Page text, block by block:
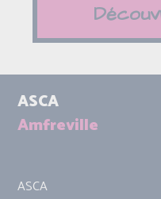
ASCA
Amfreville
ASCA